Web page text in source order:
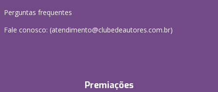
Perguntas frequentes
Fale conosco: (atendimento@clubedeautores.com.br)
Premiações